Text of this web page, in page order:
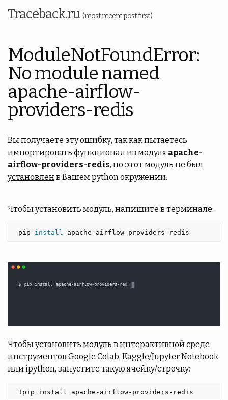
Traceback.ru (most recent post first)
ModuleNotFoundError:
No module named
apache-airflow-
providers-redis
Вы получаете эту ошибку, так как пытаетесь
импортировать функционал из модуля apache-
airflow-providers-redis, но этот модуль не был
установленв Вашем python окружении.
Чтобы установить модуль, напишите в терминале:
pip install apache-airflow-providers-redis
Чтобы установить модуль в интерактивной среде
инструментов Google Colab, Kaggle/Jupyter Notebook
или ipython, запустите такую ячейку/строчку:
!pip install apache-airflow-providers-redis